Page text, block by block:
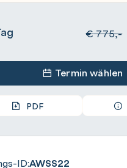
€775,-
Termin wählen
PDF
ID:AWSS22